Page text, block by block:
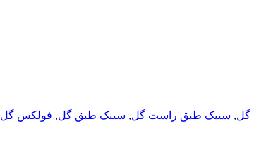
, سیبک طبق راست گل, سیبک طبق گل, فولکس گل